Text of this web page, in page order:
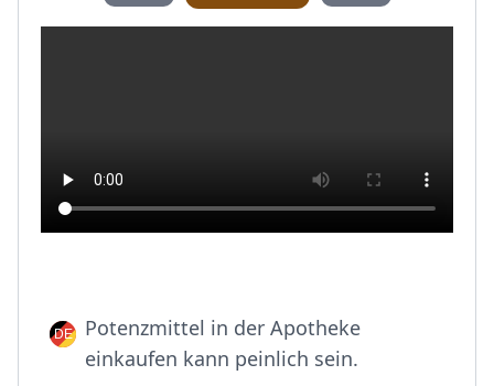
Potenzmittel in der Apotheke
einkaufen kann peinlich sein.